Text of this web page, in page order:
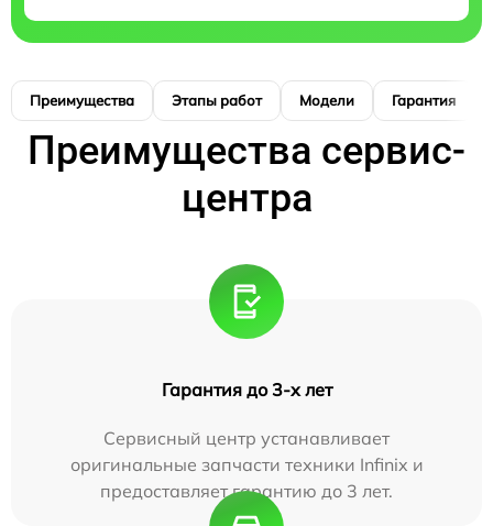
Преимущества Этапы работ Модели Гарантия
Преимущества сервис-
центра
Гарантия до 3-х лет
Сервисный центр устанавливает
оригинальные запчасти техники Infinix и
предоставляет гарантию до 3 лет.